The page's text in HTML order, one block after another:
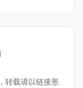
转载请以链接形